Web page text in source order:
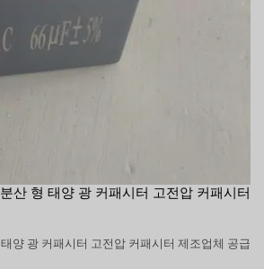
Cucab 펄스 에너지 저장 고전압
Cucab 펄스 에너지 저장 고전압 커패시터 제